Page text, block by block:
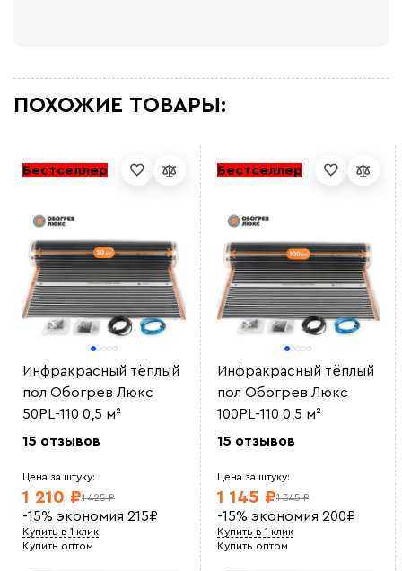
ПОХОЖИЕ ТОВАРЫ:
Бестселлер
Инфракрасный тёплый
пол Обогрев Люкс
50PL-110 0,5 м²
15 отзывов
Цена за штуку:
1 425 ₽
1 210 ₽
-15% экономия 215₽
Купить в 1 клик
Купить оптом
Бестселлер
Инфракрасный тёплый
пол Обогрев Люкс
100PL-110 0,5 м²
15 отзывов
Цена за штуку:
1 345 ₽
1 145 ₽
-15% экономия 200₽
Купить в 1 клик
Купить оптом